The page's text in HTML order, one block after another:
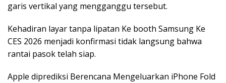
garis vertikal yang mengganggu tersebut.
Kehadiran layar tanpa lipatan Ke booth Samsung Ke
CES 2026 menjadi konfirmasi tidak langsung bahwa
rantai pasok telah siap.
Apple diprediksi Berencana Mengeluarkan iPhone Fold